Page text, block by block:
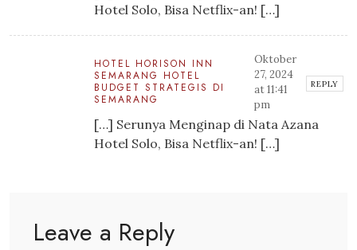
Hotel Solo, Bisa Netflix-an! […]
HOTEL HORISON INN
SEMARANG HOTEL
BUDGET STRATEGIS DI
SEMARANG
Oktober
27, 2024
at 11:41
pm
REPLY
[…] Serunya Menginap di Nata Azana
Hotel Solo, Bisa Netflix-an! […]
Leave a Reply